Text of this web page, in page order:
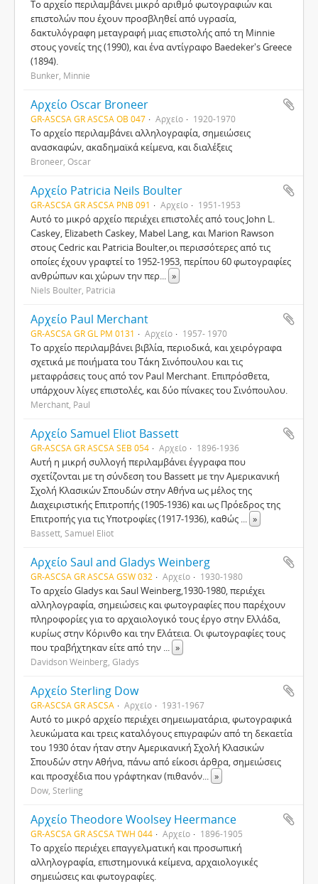
Το αρχείο περιλαμβάνει μικρό αριθμό φωτογραφιών και
επιστολών που έχουν προσβληθεί από υγρασία,
δακτυλόγραφη μεταγραφή μιας επιστολής από τη Minnie
στους γονείς της (1990), και ένα αντίγραφο Baedeker's Greece
(1894).
Bunker, Minnie
Αρχείο Oscar Broneer
GR-ASCSA GR ASCSA OB 047 Αρχείο 1920-1970
Το αρχείο περιλαμβάνει αλληλογραφία, σημειώσεις
ανασκαφών, ακαδημαϊκά κείμενα, και διαλέξεις
Broneer, Oscar
Αρχείο Patricia Neils Boulter
GR-ASCSA GR ASCSA PNB 091 Αρχείο 1951-1953
Αυτό το μικρό αρχείο περιέχει επιστολές από τους John L.
Caskey, Elizabeth Caskey, Mabel Lang, και Marion Rawson
στους Cedric και Patricia Boulter,οι περισσότερες από τις
οποίες έχουν γραφτεί το 1952-1953, περίπου 60 φωτογραφίες
ανθρώπων και χώρων την περ... »
Niels Boulter, Patricia
Αρχείο Paul Merchant
GR-ASCSA GR GL PM 0131 Αρχείο 1957- 1970
Το αρχείο περιλαμβάνει βιβλία, περιοδικά, και χειρόγραφα
σχετικά με ποιήματα του Τάκη Σινόπουλου και τις
μεταφράσεις τους από τον Paul Merchant. Επιπρόσθετα,
υπάρχουν λίγες επιστολές, και δύο πίνακες του Σινόπουλου.
Merchant, Paul
Αρχείο Samuel Eliot Bassett
GR-ASCSA GR ASCSA SEB 054 Αρχείο 1896-1936
Αυτή η μικρή συλλογή περιλαμβάνει έγγραφα που
σχετίζονται με τη σύνδεση του Bassett με την Αμερικανική
Σχολή Κλασικών Σπουδών στην Αθήνα ως μέλος της
Διαχειριστικής Επιτροπής (1905-1936) και ως Πρόεδρος της
Επιτροπής για τις Υποτροφίες (1917-1936), καθώς ... »
Bassett, Samuel Eliot
Αρχείο Saul and Gladys Weinberg
GR-ASCSA GR ASCSA GSW 032 Αρχείο 1930-1980
Το αρχείο Gladys και Saul Weinberg,1930-1980, περιέχει
αλληλογραφία, σημειώσεις και φωτογραφίες που παρέχουν
πληροφορίες για το αρχαιολογικό τους έργο στην Ελλάδα,
κυρίως στην Κόρινθο και την Ελάτεια. Οι φωτογραφίες τους
που τραβήχτηκαν είτε από την ... »
Davidson Weinberg, Gladys
Αρχείο Sterling Dow
GR-ASCSA GR ASCSA Αρχείο 1931-1967
Αυτό το μικρό αρχείο περιέχει σημειωματάρια, φωτογραφικά
λευκώματα και τρεις καταλόγους επιγραφών από τη δεκαετία
του 1930 όταν ήταν στην Αμερικανική Σχολή Κλασικών
Σπουδών στην Αθήνα, πάνω από είκοσι άρθρα, σημειώσεις
και προσχέδια που γράφτηκαν (πιθανόν... »
Dow, Sterling
Αρχείο Theodore Woolsey Heermance
GR-ASCSA GR ASCSA TWH 044 Αρχείο 1896-1905
Το αρχείο περιέχει επαγγελματική και προσωπική
αλληλογραφία, επιστημονικά κείμενα, αρχαιολογικές
σημειώσεις και φωτογραφίες.